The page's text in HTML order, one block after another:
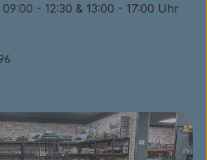
- 12:30 & 13:00 - 17:00 Uhr